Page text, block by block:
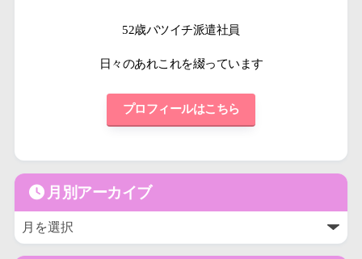
52歳バツイチ派遣社員
日々のあれこれを綴っています
プロフィールはこちら
月別アーカイブ